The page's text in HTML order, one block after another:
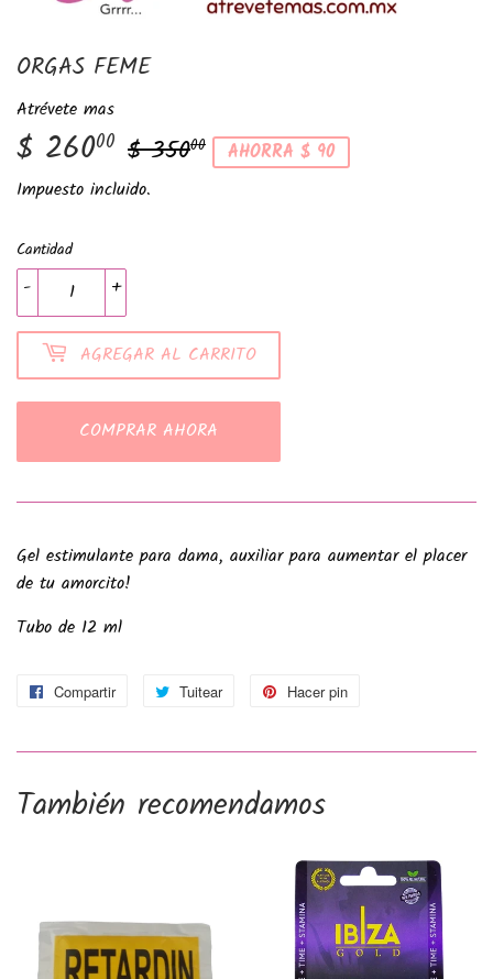
ORGAS FEME
Atrévete mas
$ 26000 $ 35000 Precio
$
Precio
$ AHORRA $ 90
Impuesto incluido.
Cantidad
+
-
AGREGAR AL CARRITO
COMPRAR AHORA
Gel estimulante para dama, auxiliar para aumentar el placer
de tu amorcito!
Tubo de 12 ml
Compartir
Compartir
Facebook
Tuitear
Tuitear
Twitter
Hacer pin
Pinterest
También recomendamos